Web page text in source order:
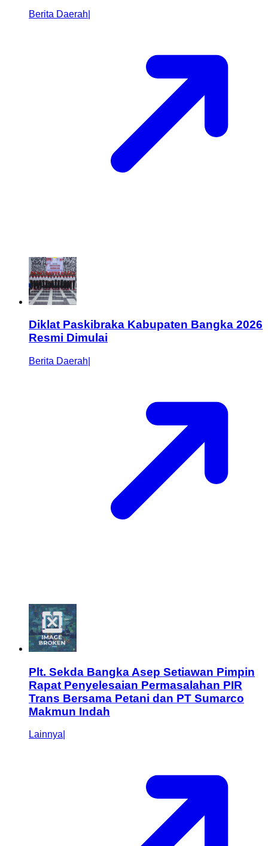
Berita Daerah
Diklat Paskibraka Kabupaten Bangka 2026
Resmi Dimulai
Berita Daerah
Plt. Sekda Bangka Asep Setiawan Pimpin
Rapat Penyelesaian Permasalahan PIR
Trans Bersama Petani dan PT Sumarco
Makmun Indah
Lainnya